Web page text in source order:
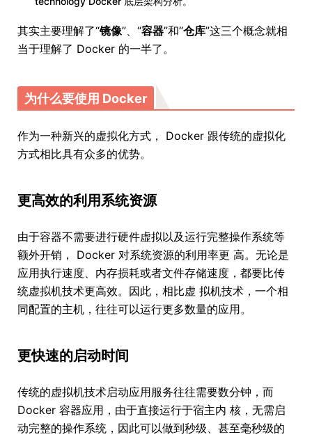
其实主要理解了“镜像”、“容器”和“仓库”这三个概念就相
当于理解了 Docker 的一半了。
为什么要使用 Docker
作为一种新兴的虚拟化方式， Docker 跟传统的虚拟化
方式相比具有众多的优势。
更高效的利用系统资源
由于容器不需要进行硬件虚拟以及运行完整操作系统等
额外开销， Docker 对系统资源的利用率更 高。无论是
应用执行速度、内存损耗或者文件存储速度，都要比传
统虚拟机技术更高效。因此，相比虚 拟机技术，一个相
同配置的主机，往往可以运行更多数量的应用。
更快速的启动时间
传统的虚拟机技术启动应用服务往往需要数分钟，而
Docker 容器应用，由于直接运行于宿主内 核，无需启
动完整的操作系统，因此可以做到秒级、甚至毫秒级的